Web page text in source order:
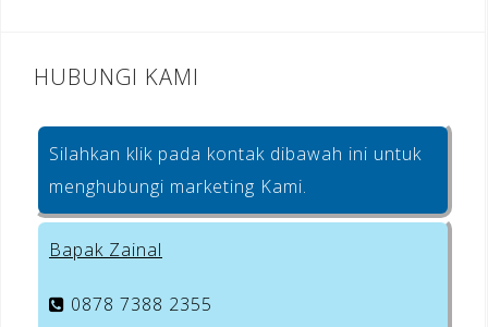
HUBUNGI KAMI
Silahkan klik pada kontak dibawah ini untuk
menghubungi marketing Kami.
Bapak Zainal
0878 7388 2355